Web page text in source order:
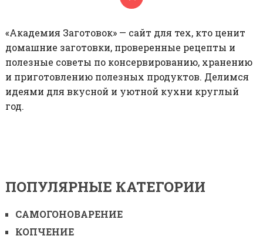
«Академия Заготовок» — сайт для тех, кто ценит
домашние заготовки, проверенные рецепты и
полезные советы по консервированию, хранению
и приготовлению полезных продуктов. Делимся
идеями для вкусной и уютной кухни круглый
год.
ПОПУЛЯРНЫЕ КАТЕГОРИИ
САМОГОНОВАРЕНИЕ
КОПЧЕНИЕ